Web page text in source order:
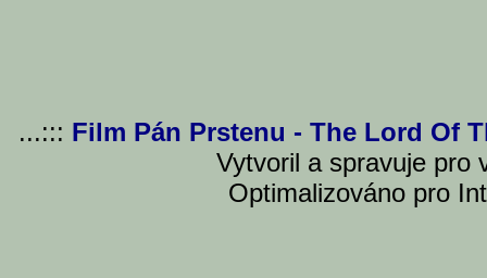
...::: Film Pán Prstenu - The Lord Of
Vytvoril a spravuje pro
Optimalizováno pro